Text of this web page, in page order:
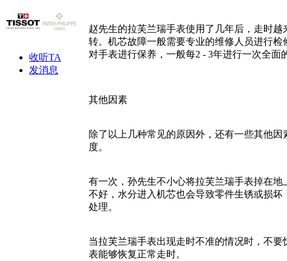
收听TA
发消息
赵先生的拉芙兰瑞手表使用了几年后，走时
转。机芯故障一般需要专业的维修人员进行
对手表进行保养，一般每2 - 3年进行一次全面
其他因素
除了以上几种常见的原因外，还有一些其他
度。
有一次，孙先生不小心将拉芙兰瑞手表掉在
不好，水分进入机芯也会导致零件生锈或损
处理。
当拉芙兰瑞手表出现走时不准的情况时，不
表能够恢复正常走时。